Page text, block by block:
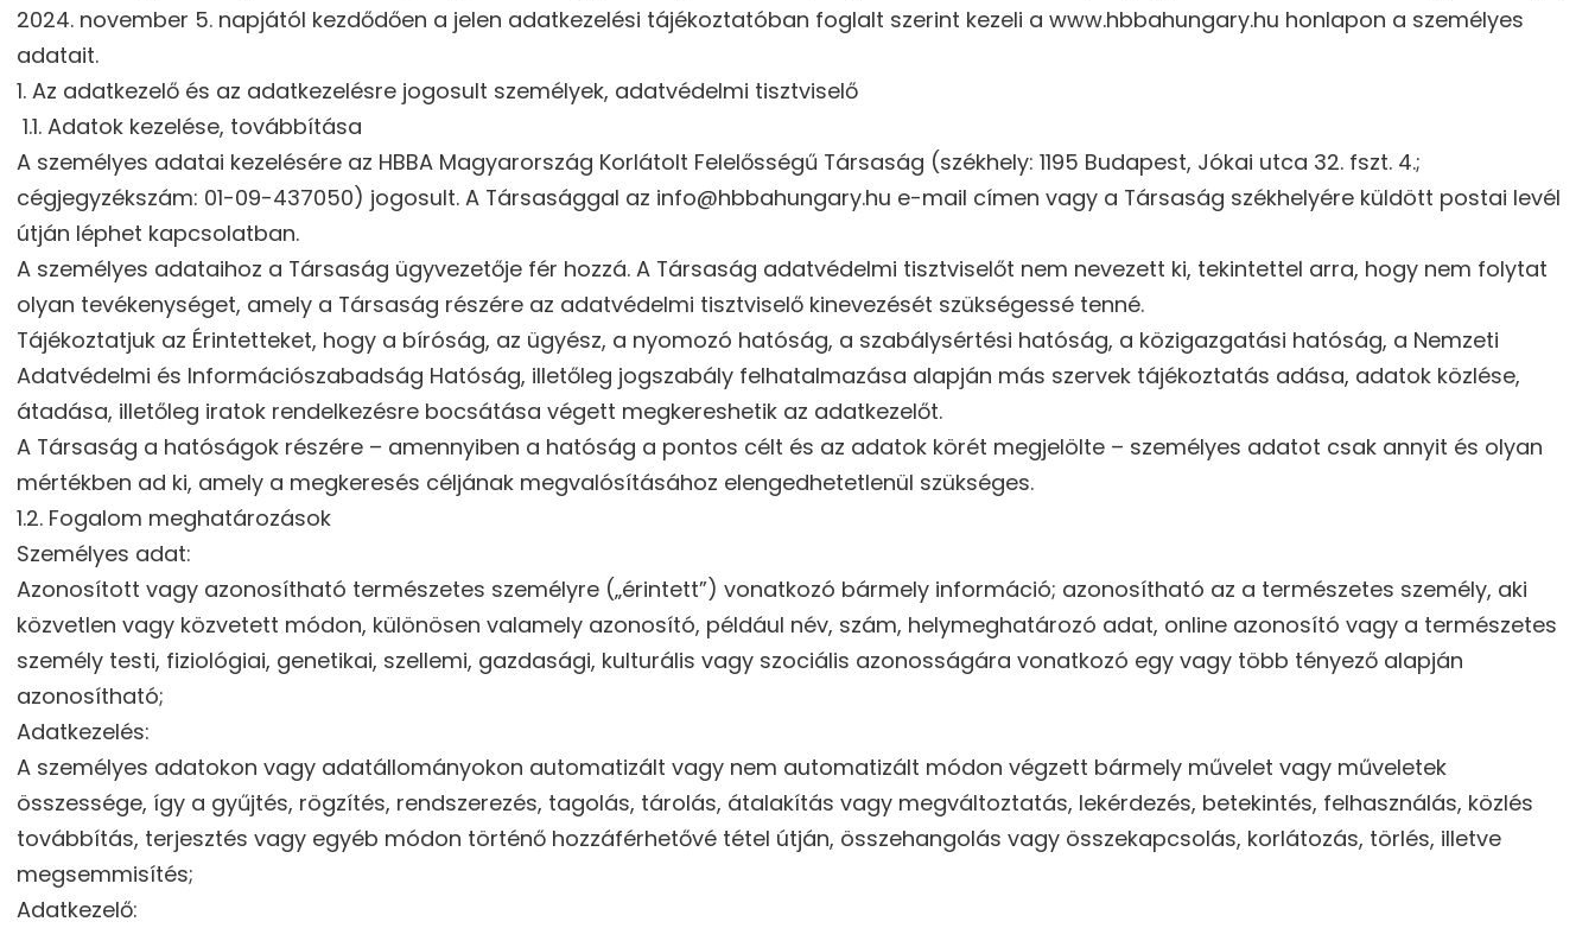
2024. november 5. napjától kezdődően a jelen adatkezelési tájékoztatóban foglalt szerint kezeli a www.hbbahungary.hu honlapon a személyes
adatait.
1. Az adatkezelő és az adatkezelésre jogosult személyek, adatvédelmi tisztviselő
1.1. Adatok kezelése, továbbítása
A személyes adatai kezelésére az HBBA Magyarország Korlátolt Felelősségű Társaság (székhely: 1195 Budapest, Jókai utca 32. fszt. 4.;
cégjegyzékszám: 01-09-437050) jogosult. A Társasággal az info@hbbahungary.hu e-mail címen vagy a Társaság székhelyére küldött postai levél
útján léphet kapcsolatban.
A személyes adataihoz a Társaság ügyvezetője fér hozzá. A Társaság adatvédelmi tisztviselőt nem nevezett ki, tekintettel arra, hogy nem folytat
olyan tevékenységet, amely a Társaság részére az adatvédelmi tisztviselő kinevezését szükségessé tenné.
Tájékoztatjuk az Érintetteket, hogy a bíróság, az ügyész, a nyomozó hatóság, a szabálysértési hatóság, a közigazgatási hatóság, a Nemzeti
Adatvédelmi és Információszabadság Hatóság, illetőleg jogszabály felhatalmazása alapján más szervek tájékoztatás adása, adatok közlése,
átadása, illetőleg iratok rendelkezésre bocsátása végett megkereshetik az adatkezelőt.
A Társaság a hatóságok részére – amennyiben a hatóság a pontos célt és az adatok körét megjelölte – személyes adatot csak annyit és olyan
mértékben ad ki, amely a megkeresés céljának megvalósításához elengedhetetlenül szükséges.
1.2. Fogalom meghatározások
Személyes adat:
Azonosított vagy azonosítható természetes személyre („érintett”) vonatkozó bármely információ; azonosítható az a természetes személy, aki
közvetlen vagy közvetett módon, különösen valamely azonosító, például név, szám, helymeghatározó adat, online azonosító vagy a természetes
személy testi, fiziológiai, genetikai, szellemi, gazdasági, kulturális vagy szociális azonosságára vonatkozó egy vagy több tényező alapján
azonosítható;
Adatkezelés:
A személyes adatokon vagy adatállományokon automatizált vagy nem automatizált módon végzett bármely művelet vagy műveletek
összessége, így a gyűjtés, rögzítés, rendszerezés, tagolás, tárolás, átalakítás vagy megváltoztatás, lekérdezés, betekintés, felhasználás, közlés
továbbítás, terjesztés vagy egyéb módon történő hozzáférhetővé tétel útján, összehangolás vagy összekapcsolás, korlátozás, törlés, illetve
megsemmisítés;
Adatkezelő: